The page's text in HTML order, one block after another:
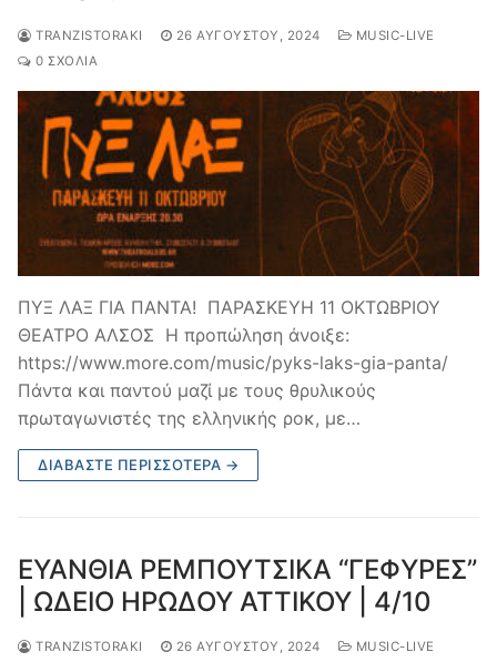
TRANZISTORAKI 26 ΑΥΓΟΎΣΤΟΥ, 2024
MUSIC-LIVE
0 ΣΧΌΛΙΑ
ΠΥΞ ΛΑΞ ΓΙΑ ΠΑΝΤΑ! ΠΑΡΑΣΚΕΥΗ 11 ΟΚΤΩΒΡΙΟΥ
ΘΕΑΤΡΟ ΑΛΣΟΣ Η προπώληση άνοιξε:
https://www.more.com/music/pyks-laks-gia-panta/
Πάντα και παντού μαζί με τους θρυλικούς
πρωταγωνιστές της ελληνικής ροκ, με…
ΔΙΑΒΆΣΤΕ ΠΕΡΙΣΣΌΤΕΡΑ →
ΕΥΑΝΘΙΑ ΡΕΜΠΟΥΤΣΙΚΑ “ΓΕΦΥΡΕΣ”
| ΩΔΕΙΟ ΗΡΩΔΟΥ ΑΤΤΙΚΟΥ | 4/10
TRANZISTORAKI 26 ΑΥΓΟΎΣΤΟΥ, 2024
MUSIC-LIVE